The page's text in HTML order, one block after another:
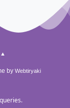
by Webtiryaki